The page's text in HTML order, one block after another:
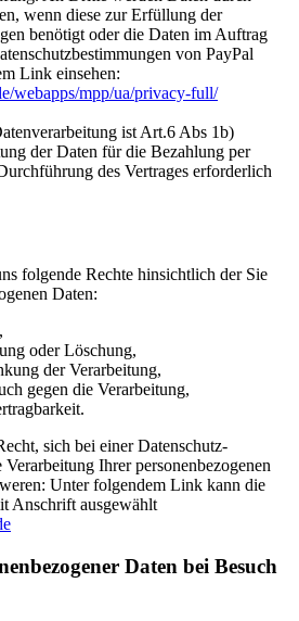
wenn diese zur Erfüllung der
benötigt oder die Daten im Auftrag
von PayPal
Link einsehen:
webapps/mpp/ua/privacy-full/
ist Art.6 Abs 1b)
der Daten für die Bezahlung per
des Vertrages erforderlich
folgende Rechte hinsichtlich der Sie
Daten:
oder Löschung,
der Verarbeitung,
gegen die Verarbeitung,
sich bei einer Datenschutz-
Ihrer personenbezogenen
Unter folgendem Link kann die
Anschrift ausgewählt
Daten bei Besuch